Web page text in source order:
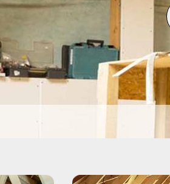
une isolation thermique pour la
énergétique d’environs jusqu’à 30 %.
plusieurs éléments sont à prendre en
par un professionnel pour des
votre service. Pour cela, faites une